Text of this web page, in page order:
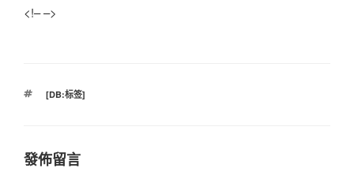
<!– –>
標
[DB:标签]
發佈留言